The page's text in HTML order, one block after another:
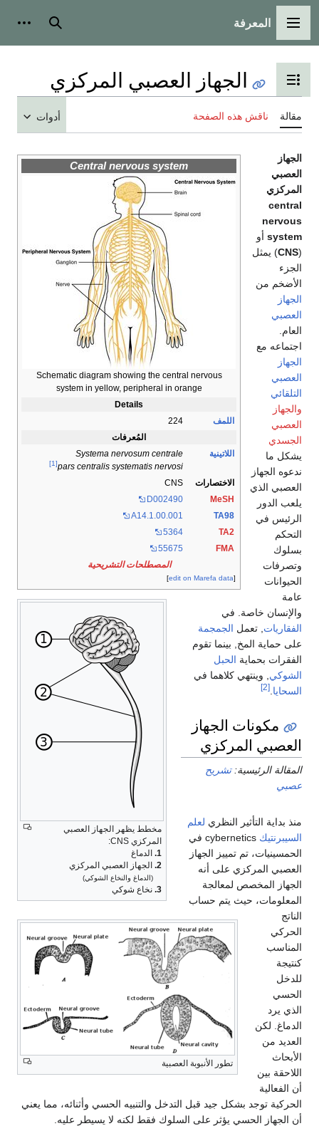
الرئيسية
المعرفة أدوات شخصية
عرض جدول المحتويات
الجهاز العصبي المركزي
ناقش هذه الصفحة
Central nervous system
Schematic diagram showing the central nervous
system in yellow, peripheral in orange
224
اللاتينية
Systema nervosum centrale
pars centralis systematis nervosi
[1]
الاختصارات
CNS
MeSH
D002490
TA98
A14.1.00.001
5364
FMA
55675
المصطلحات التشريحية
[
edit on Marefa data
]
مخطط يظهر الجهاز العصبي
المركزي CNS:
1. الدماغ
2.
الجهاز العصبي المركزي
(الدماغ والنخاع الشوكي)
3. نخاع شوكي
أو
يمثل
من
مع
الذي
في
خاصة. في
, تعملالجمجمة
المخ, بينما تقوم
بحماية الحبل
, وينتهي كلاهما في
الجهاز
المركزي
تطور الأنبوبة العصبية
الرئيسية: تشريح
التأثير النظريلعلم
cybernetics في
تم تمييز الجهاز
المركزي على أنه
المخصص لمعالجة
حيث يتم حساب
لكن
بين
توجد بشكل جيد قبل التدخل والتنبيه الحسي وأثنائه، مما يعني
الحسي يؤثر على السلوك فقط لكنه لا يسيطر عليه.